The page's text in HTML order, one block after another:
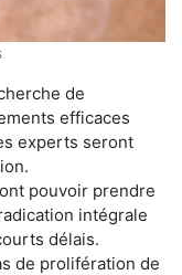
de
efficaces
experts seront
pouvoir prendre
intégrale
délais.
de prolifération de